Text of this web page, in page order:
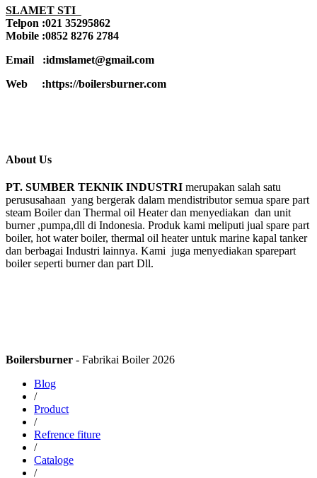
SLAMET STI
Telpon :021 35295862
Mobile :0852 8276 2784
Email :idmslamet@gmail.com
Web :https://boilersburner.com
About Us
PT. SUMBER TEKNIK INDUSTRI merupakan salah satu
perususahaan yang bergerak dalam mendistributor semua spare part
steam Boiler dan Thermal oil Heater dan menyediakan dan unit
burner ,pumpa,dll di Indonesia. Produk kami meliputi jual spare part
boiler, hot water boiler, thermal oil heater untuk marine kapal tanker
dan berbagai Industri lainnya. Kami juga menyediakan sparepart
boiler seperti burner dan part Dll.
Boilersburner - Fabrikai Boiler 2026
Blog
/
Product
/
Refrence fiture
/
Cataloge
/